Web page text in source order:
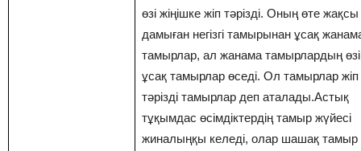
өзі жіңішке жіп тәрізді. Оның өте жақсы
дамыған негізгі тамырынан ұсақ
тамырлар, ал жанама тамырлардың
ұсақ тамырлар өседі. Ол тамырлар жіп
тәрізді тамырлар деп аталады.Астық
тұқымдас өсімдіктердің тамыр жүйесі
жиналыңқы келеді, олар шашақ тамыр